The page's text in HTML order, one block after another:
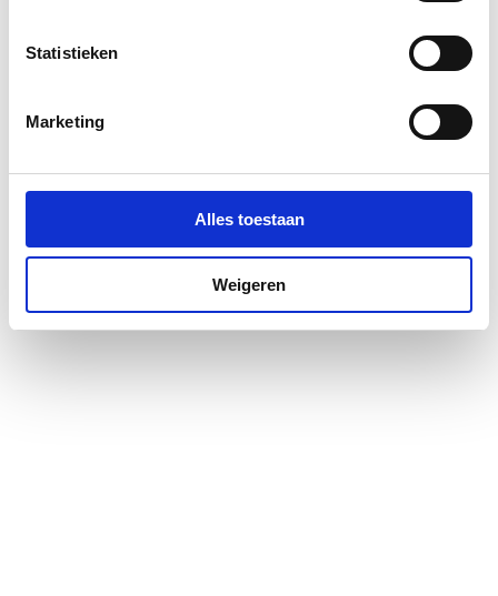
Statistieken
Marketing
Alles toestaan
Weigeren
Materiaal deur
Materiaal profiel Aluminium
Positie deurscharnieren Links